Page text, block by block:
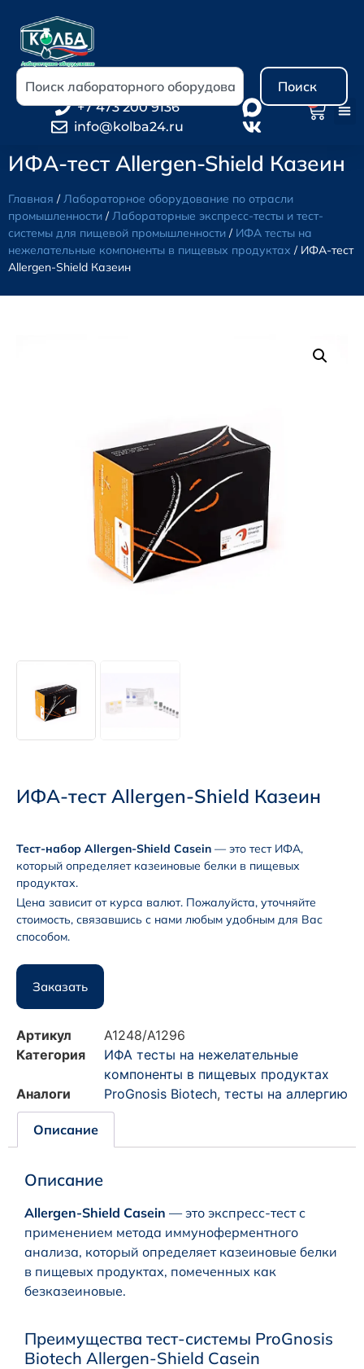
Поиск
+7 473 200 9136
info@kolba24.ru
ИФА-тест Allergen-Shield Казеин
Главная /Лабораторное оборудование по отрасли
промышленности /Лабораторные экспресс-тесты и тест-
системы для пищевой промышленности / ИФА тесты на
нежелательные компоненты в пищевых продуктах / ИФА-тест
Allergen-Shield Казеин
ИФА-тест Allergen-Shield Казеин
Тест-набор Allergen-Shield Casein — это тест ИФА,
который определяет казеиновые белки в пищевых
продуктах.
Цена зависит от курса валют. Пожалуйста, уточняйте
стоимость, связавшись с нами любым удобным для Вас
способом.
Заказать
Артикул
A1248/A1296
Категория
ИФА тесты на нежелательные
компоненты в пищевых продуктах
Аналоги
ProGnosis Biotech, тесты на аллергию
Описание
Описание
Allergen-Shield Casein — это экспресс-тест с
применением метода иммуноферментного
анализа, который определяет казеиновые белки
в пищевых продуктах, помеченных как
безказеиновые.
Преимущества тест-системы ProGnosis
Biotech Allergen-Shield Casein